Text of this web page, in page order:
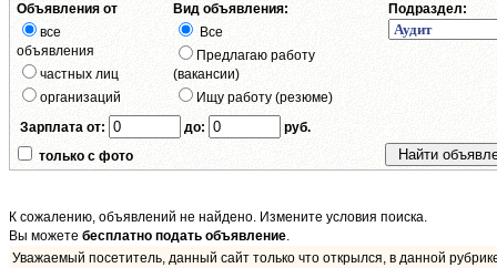
Объявления от
все
объявления
частных лиц
организаций
Вид объявления:
Все
Предлагаю работу
(вакансии)
Ищу работу (резюме)
Подраздел:
Зарплата от: до:
руб.
только с фото
К сожалению, объявлений не найдено. Измените условия поиска.
Вы можете бесплатно подать объявление.
Уважаемый посетитель, данный сайт только что открылся, в данной